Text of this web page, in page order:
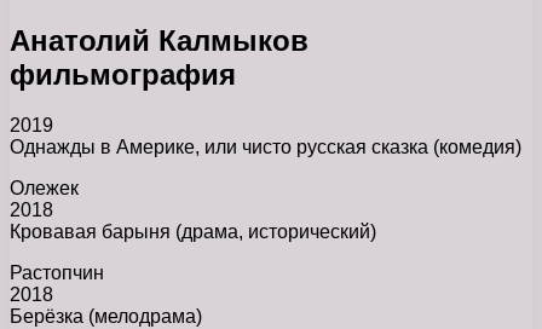
Анатолий Калмыков
фильмография
2019
Однажды в Америке, или чисто русская сказка (комедия)
Олежек
2018
Кровавая барыня (драма, исторический)
Растопчин
2018
Берёзка (мелодрама)